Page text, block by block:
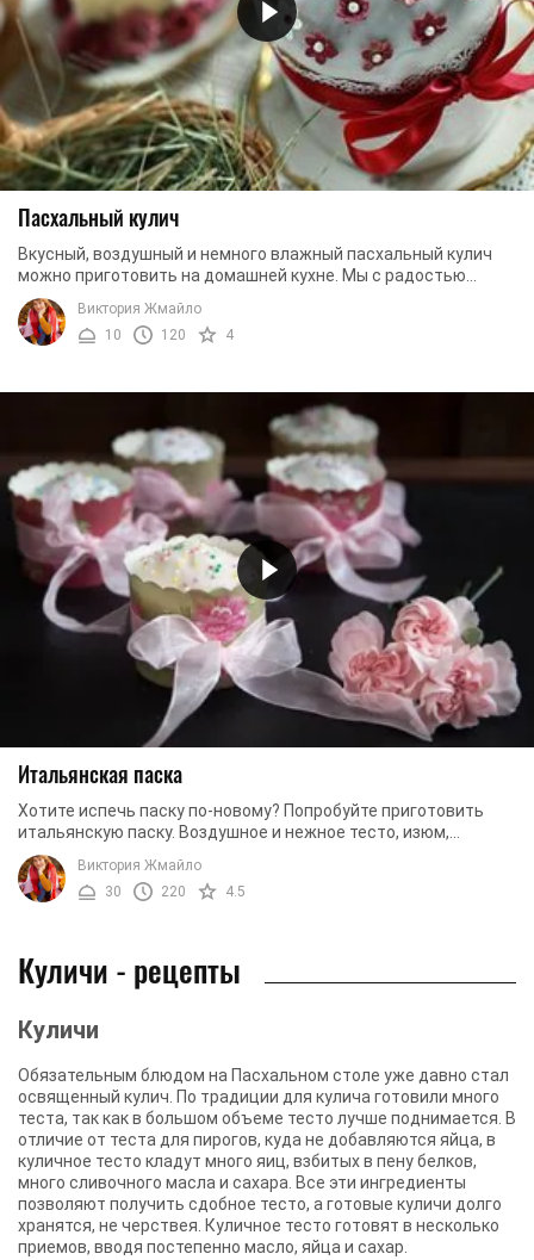
Пасхальный кулич
Вкусный, воздушный и немного влажный пасхальный кулич
можно приготовить на домашней кухне. Мы с радостью
поделимся с вами рецептом, который позволит ...
Виктория Жмайло
10
120 4
Итальянская паска
Хотите испечь паску по-новому? Попробуйте приготовить
итальянскую паску. Воздушное и нежное тесто, изюм,
вымоченный в коньяке, и ваниль идеально ...
Виктория Жмайло
30
220 4.5
Куличи - рецепты
Куличи
Обязательным блюдом на Пасхальном столе уже давно стал
освященный кулич. По традиции для кулича готовили много
теста, так как в большом объеме тесто лучше поднимается. В
отличие от теста для пирогов, куда не добавляются яйца, в
куличное тесто кладут много яиц, взбитых в пену белков,
много сливочного масла и сахара. Все эти ингредиенты
позволяют получить сдобное тесто, а готовые куличи долго
хранятся, не черствея. Куличное тесто готовят в несколько
приемов, вводя постепенно масло, яйца и сахар.